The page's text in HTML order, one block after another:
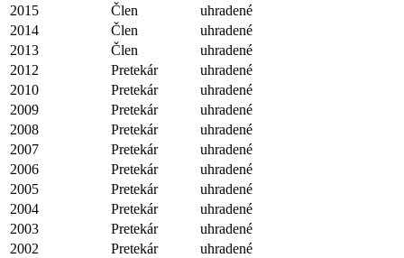
2015
Člen
uhradené
2014
Člen
uhradené
2013
Člen
uhradené
2012
Pretekár
uhradené
2010
Pretekár
uhradené
2009
Pretekár
uhradené
2008
Pretekár
uhradené
2007
Pretekár
uhradené
2006
Pretekár
uhradené
2005
Pretekár
uhradené
2004
Pretekár
uhradené
2003
Pretekár
uhradené
2002
Pretekár
uhradené